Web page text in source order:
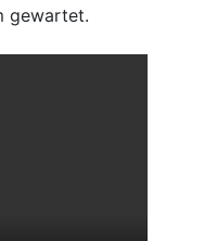
gewartet.